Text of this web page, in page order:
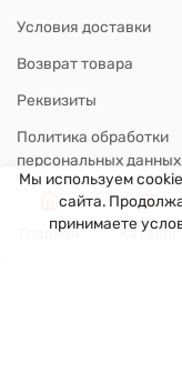
Условия доставки
Возврат товара
Реквизиты
Политика обработки
персональных данных
Мы используем
сайта.
принимаете
Главная Каталог